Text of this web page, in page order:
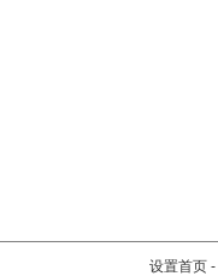
设置首页 -